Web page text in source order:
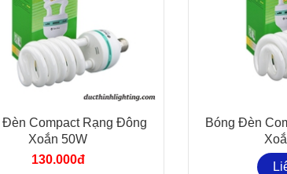
Đèn Compact Rạng Đông
Xoắn 50W
130.000đ
Bóng Đèn